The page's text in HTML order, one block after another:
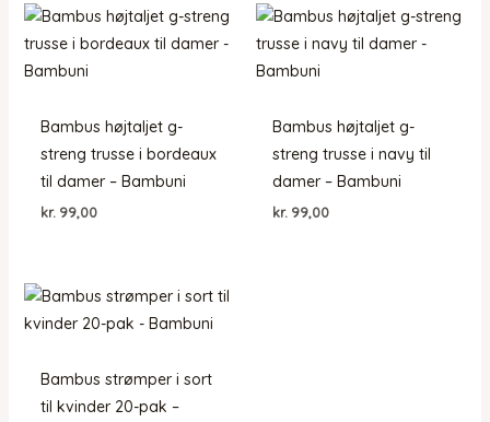
Bambus højtaljet g-
streng trusse i bordeaux
til damer – Bambuni
kr.99,00
Bambus højtaljet g-
streng trusse i navy til
damer – Bambuni
kr. 99,00
Bambus strømper i sort
til kvinder 20-pak –